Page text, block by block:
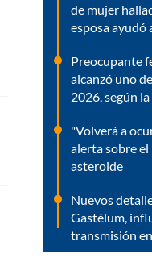
de mujer
esposa ayudó
Preocupante
alcanzó uno
2026, según
"Volverá a
alerta sobre
asteroide
Nuevos
Gastélum,
transmisión